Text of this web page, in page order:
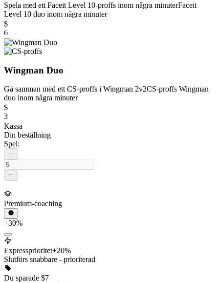
Spela med ett Faceit Level 10-proffs inom några minuterFaceit
Level 10 duo inom några minuter
$
6
Wingman Duo
Gå samman med ett CS-proffs i Wingman 2v2CS-proffs Wingman
duo inom några minuter
$
3
Kassa
Din beställning
Spel:
Premium-coaching
+30%
Expressprioritet+20%
Slutförs snabbare - prioriterad
Du sparade $7